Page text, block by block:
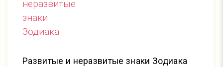
Развитые и неразвитые знаки Зодиака